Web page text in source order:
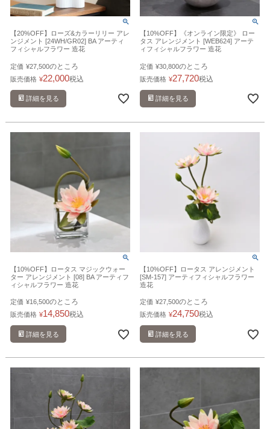
【20%OFF】ローズ&カラーリリー アレ
ンジメント [24WH/GR02] BA アーティ
フィシャルフラワー 造花
定価 ¥27,500のところ
販売価格 ¥22,000税込
詳細を見る
【10%OFF】《オンライン限定》 ロー
タス アレンジメント [WEB624] アーテ
ィフィシャルフラワー 造花
定価 ¥30,800のところ
販売価格 ¥27,720税込
詳細を見る
【10%OFF】ロータス マジックウォー
ター アレンジメント [08] BA アーティフ
ィシャルフラワー 造花
定価 ¥16,500のところ
販売価格 ¥14,850税込
詳細を見る
【10%OFF】ロータス アレンジメント
[SM-157] アーティフィシャルフラワー
造花
定価 ¥27,500のところ
販売価格 ¥24,750税込
詳細を見る